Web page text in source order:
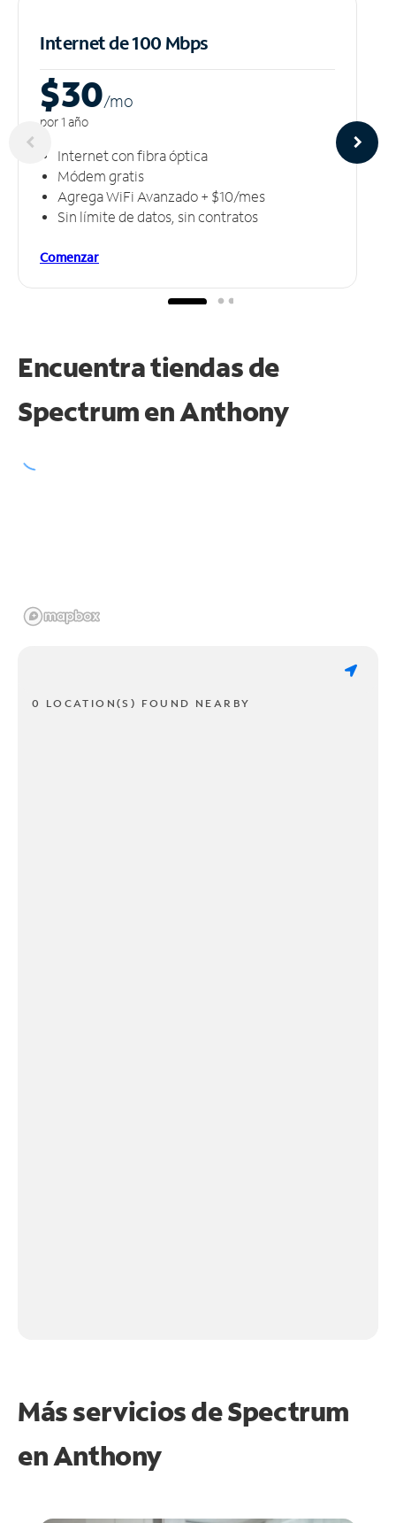
Internet de 100 Mbps
$30/mo
por 1 año
Internet con fibra óptica
Módem gratis
Agrega WiFi Avanzado + $10/mes
Sin límite de datos, sin contratos
Comenzar
Encuentra tiendas de
Spectrum enAnthony
0 LOCATION(S) FOUND NEARBY
Más servicios de Spectrum
enAnthony